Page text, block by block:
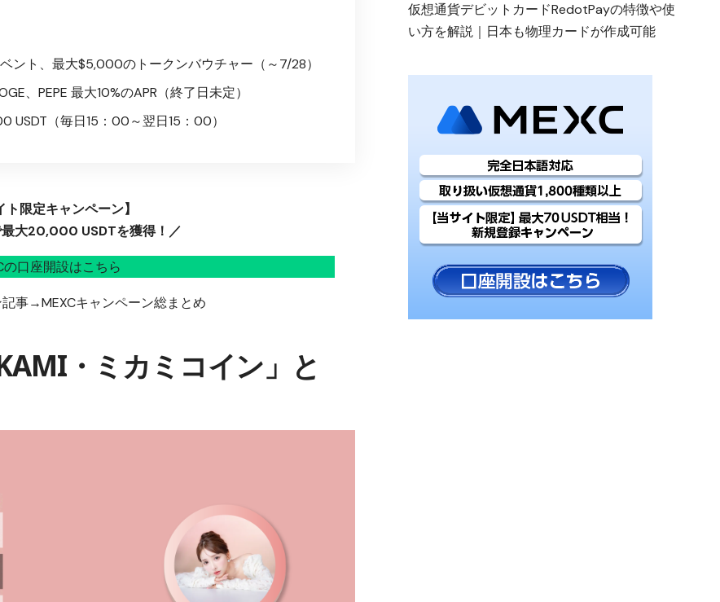
ント、最大$5,000のトークンバウチャー（～7/28）
、PEPE 最大10%のAPR（終了日未定）
USDT（毎日15：00～翌日15：00）
ト限定キャンペーン】
最大20,000 USDTを獲得！／
の口座開設はこちら
記事→MEXCキャンペーン総まとめ
・ミカミコイン」と
仮想通貨デビットカードRedotPayの特徴や使
い方を解説｜日本も物理カードが作成可能